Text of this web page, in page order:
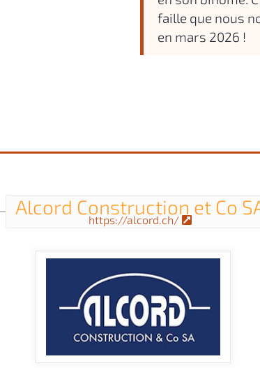
faille que nous
en mars 2026 !
Alcord Construction et Co
https://alcord.ch/